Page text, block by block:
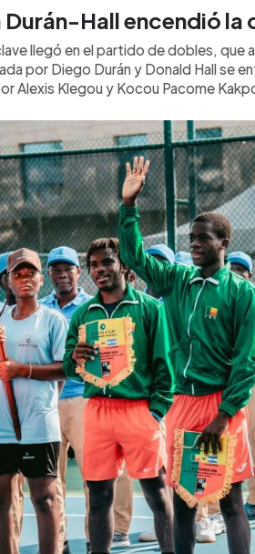
Durán-Hall encendió la
llegó en el partido de dobles, que
por Diego Durán y Donald Hall se
Alexis Klegou y Kocou Pacome